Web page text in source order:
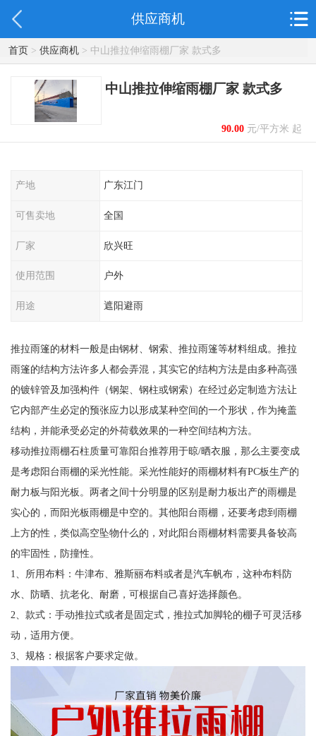
供应商机
首页> 供应商机> 中山推拉伸缩雨棚厂家 款式多
中山推拉伸缩雨棚厂家 款式多
90.00元/平方米 起
产地 广东江门
可售卖地 全国
厂家 欣兴旺
使用范围 户外
用途 遮阳避雨
推拉雨篷的材料一般是由钢材、钢索、推拉雨篷等材料组成。推拉
雨篷的结构方法许多人都会弄混，其实它的结构方法是由多种高强
的镀锌管及加强构件（钢架、钢柱或钢索）在经过必定制造方法让
它内部产生必定的预张应力以形成某种空间的一个形状，作为掩盖
结构，并能承受必定的外荷载效果的一种空间结构方法。
移动推拉雨棚石柱质量可靠阳台推荐用于晾/晒衣服，那么主要变成
是考虑阳台雨棚的采光性能。采光性能好的雨棚材料有PC板生产的
耐力板与阳光板。两者之间十分明显的区别是耐力板出产的雨棚是
实心的，而阳光板雨棚是中空的。其他阳台雨棚，还要考虑到雨棚
上方的性，类似高空坠物什么的，对此阳台雨棚材料需要具备较高
的牢固性，防撞性。
1、所用布料：牛津布、雅斯丽布料或者是汽车帆布，这种布料防
水、防晒、抗老化、耐磨，可根据自己喜好选择颜色。
2、款式：手动推拉式或者是固定式，推拉式加脚轮的棚子可灵活移
动，适用方便。
3、规格：根据客户要求定做。